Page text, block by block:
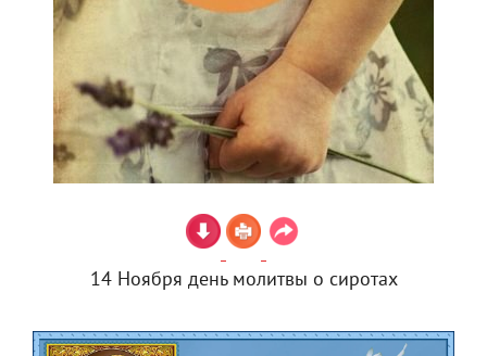
14 Ноября день молитвы о сиротах